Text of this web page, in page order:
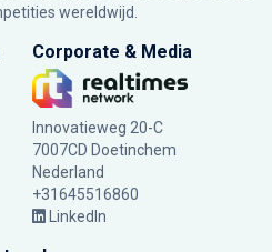
wereldwijd.
Corporate & Media
Innovatieweg 20-C
7007CD Doetinchem
Nederland
+31645516860
LinkedIn